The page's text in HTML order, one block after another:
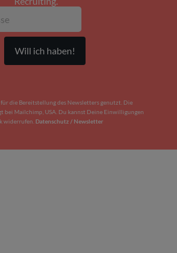
die Bereitstellung des Newsletters genutzt. Die
bei Mailchimp, USA. Du kannst Deine Einwilligungen
widerrufen. Datenschutz / Newsletter